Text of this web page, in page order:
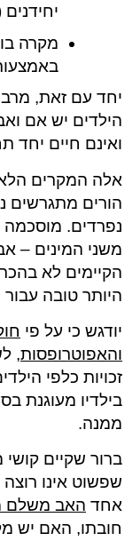
מקרה
יחד עם זאת,
הילדים יש אם
ואינם חיים יחד
אלה המקרים
הורים מתגרשים
נפרדים. מוסכמה
משני המינים –
הקיימים לא
היותר טובה עבור
יודגש כי על פי
והאפוטרופסות,
זכויות כלפי
בילדיו מעוגנת
ממנה.
ברור שקיים
שפשוט אינו
אחד האב משלם
חובתו, האם יש